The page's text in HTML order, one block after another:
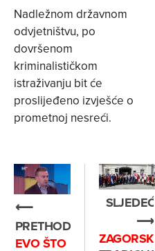
Nadležnom državnom
odvjetništvu, po
dovršenom
kriminalističkom
istraživanju bit će
proslijeđeno izvješće o
prometnoj nesreći.
⟵
PRETHODNO
EVO ŠTO
SLJEDEĆE
⟶
ZAGORSKA